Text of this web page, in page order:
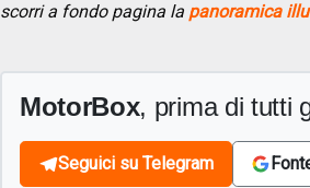
scorri a fondo pagina la panoramica
MotorBox, prima di tutti
Seguici su Telegram